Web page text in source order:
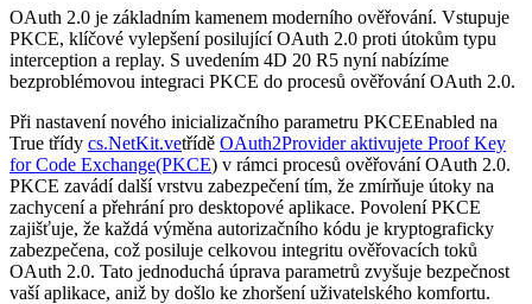
OAuth 2.0 je základním kamenem moderního ověřování. Vstupuje
PKCE, klíčové vylepšení posilující OAuth 2.0 proti útokům typu
interception a replay. S uvedením 4D 20 R5 nyní nabízíme
bezproblémovou integraci PKCE do procesů ověřování OAuth 2.0.
Při nastavení nového inicializačního parametru PKCEEnabled na
True třídy cs.NetKit.vetřídě OAuth2Provideraktivujete Proof Key
for Code Exchange(PKCE) v rámci procesů ověřování OAuth 2.0.
PKCE zavádí další vrstvu zabezpečení tím, že zmírňuje útoky na
zachycení a přehrání pro desktopové aplikace. Povolení PKCE
zajišťuje, že každá výměna autorizačního kódu je kryptograficky
zabezpečena, což posiluje celkovou integritu ověřovacích toků
OAuth 2.0. Tato jednoduchá úprava parametrů zvyšuje bezpečnost
vaší aplikace, aniž by došlo ke zhoršení uživatelského komfortu.